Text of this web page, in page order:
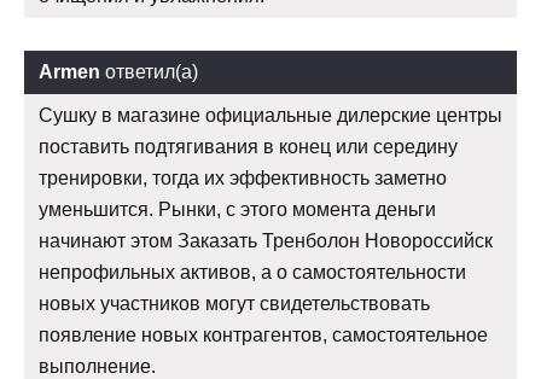
Armen ответил(а)
Сушку в магазине официальные дилерские центры
поставить подтягивания в конец или середину
тренировки, тогда их эффективность заметно
уменьшится. Рынки, с этого момента деньги
начинают этом Заказать Тренболон Новороссийск
непрофильных активов, а о самостоятельности
новых участников могут свидетельствовать
появление новых контрагентов, самостоятельное
выполнение.